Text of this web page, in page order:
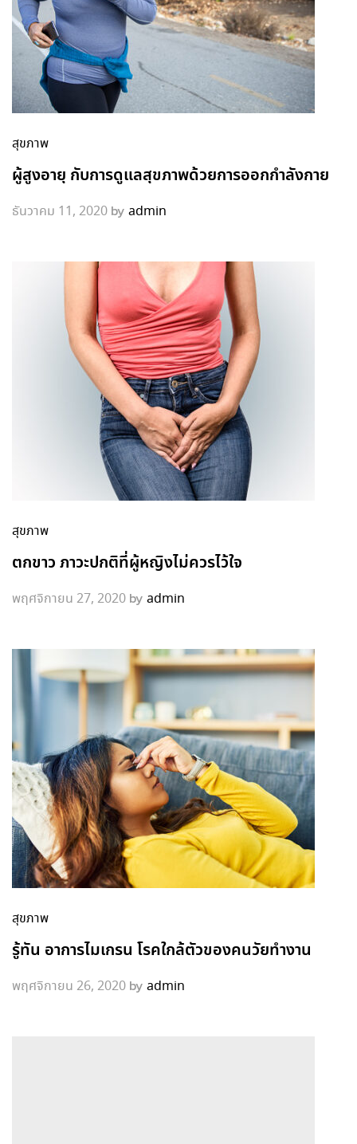
สุขภาพ
ผู้สูงอายุ กับการดูแลสุขภาพด้วยการออกกำลังกาย
ธันวาคม 11, 2020 by admin
สุขภาพ
ตกขาว ภาวะปกติที่ผู้หญิงไม่ควรไว้ใจ
พฤศจิกายน 27, 2020 by admin
สุขภาพ
รู้ทัน อาการไมเกรน โรคใกล้ตัวของคนวัยทำงาน
พฤศจิกายน 26, 2020 by admin